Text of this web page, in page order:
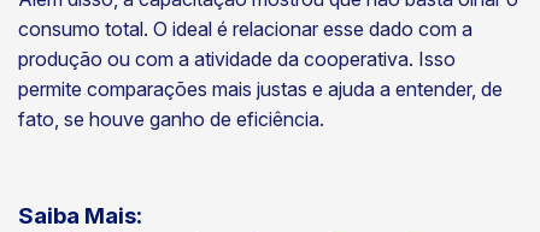
consumo total. O ideal é relacionar esse dado com a
produção ou com a atividade da cooperativa. Isso
permite comparações mais justas e ajuda a entender, de
fato, se houve ganho de eficiência.
Saiba Mais: